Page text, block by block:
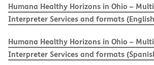
Humana Healthy Horizons in Ohio –
Interpreter Services and formats
Humana Healthy Horizons in Ohio –
Interpreter Services and formats